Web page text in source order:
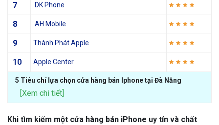
7 DK Phone
8 AH Mobile
9 Thành Phát Apple
10 Apple Center
5 Tiêu chí lựa chọn cửa hàng bán Iphone tại Đà Nẵng
[Xem chi tiết]
Khi tìm kiếm một cửa hàng bán iPhone uy tín và chất